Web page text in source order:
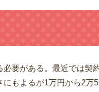
要がある。最近では契
もよるが1万円から2万